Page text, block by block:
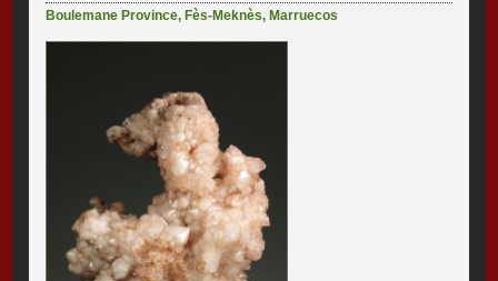
Boulemane Province, Fès-Meknès, Marruecos